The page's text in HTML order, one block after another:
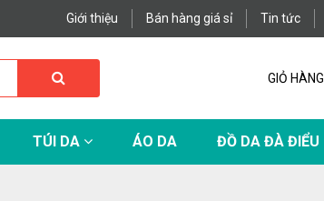
Giới thiệu Bán hàng giá sỉ Tin tức
GIỎ HÀNG
TÚI DA ÁO DA ĐỒ DA ĐÀ ĐIỂU